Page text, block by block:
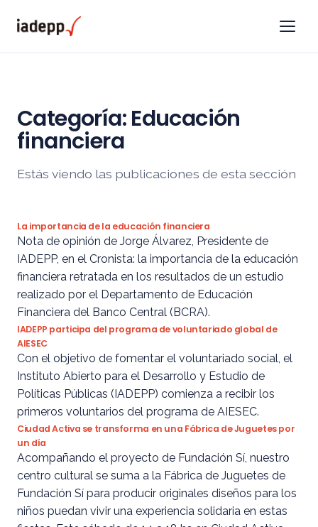
Categoría:Educación
financiera
Estás viendo las publicaciones de esta sección
La importancia de la educación financiera
Nota de opinión de Jorge Álvarez, Presidente de
IADEPP, en el Cronista: la importancia de la educación
financiera retratada en los resultados de un estudio
realizado por el Departamento de Educación
Financiera del Banco Central (BCRA).
IADEPP participa del programa de voluntariado global de
AIESEC
Con el objetivo de fomentar el voluntariado social, el
Instituto Abierto para el Desarrollo y Estudio de
Políticas Públicas (IADEPP) comienza a recibir los
primeros voluntarios del programa de AIESEC.
Ciudad Activa se transforma en una Fábrica de Juguetes por
un día
Acompañando el proyecto de Fundación Sí, nuestro
centro cultural se suma a la Fábrica de Juguetes de
Fundación Sí para producir originales diseños para los
niños puedan vivir una experiencia solidaria en estas